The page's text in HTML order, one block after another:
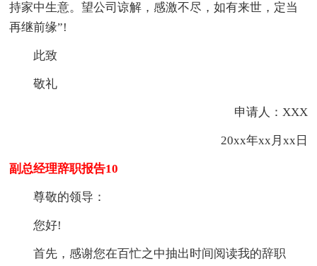
持家中生意。望公司谅解，感激不尽，如有来世，定当
再继前缘”!
此致
敬礼
申请人：XXX
20xx年xx月xx日
副总经理辞职报告10
尊敬的领导：
您好!
首先，感谢您在百忙之中抽出时间阅读我的辞职